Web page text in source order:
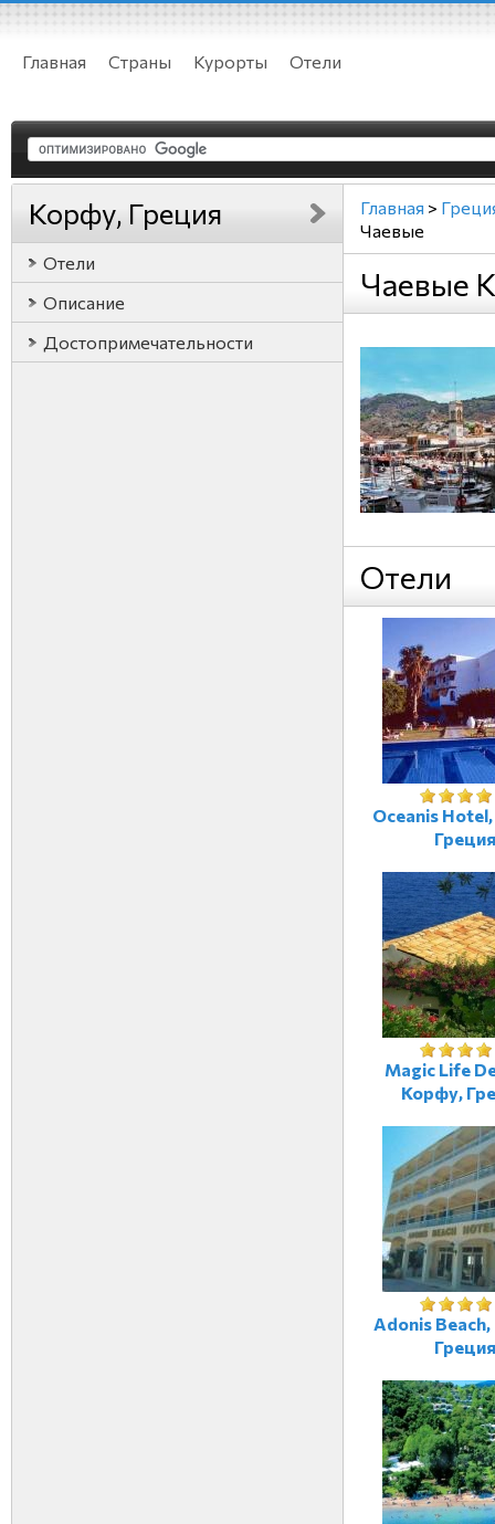
Главная Страны Курорты Отели
Корфу, Греция
Отели
Описание
Достопримечательности
Главная >
Чаевые
Чаевые
Отели
Oceanis
Греция
Magic Life
Корфу,
Adonis
Греция